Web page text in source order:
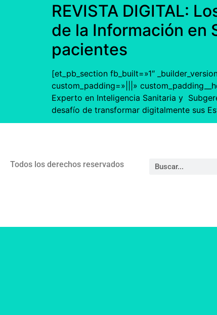
REVISTA DIGITAL:
de la Información en
pacientes
[et_pb_section fb_built=»1″
custom_padding=»|||»
Experto en Inteligencia Sanitaria y
desafío de transformar digitalmente sus
Todos los derechos reservados